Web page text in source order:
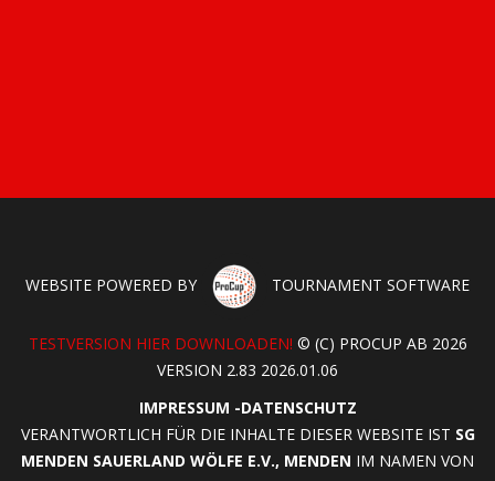
WEBSITE POWERED BY TOURNAMENT SOFTWARE
TESTVERSION HIER DOWNLOADEN! © (C) PROCUP AB 2026
VERSION 2.83 2026.01.06
IMPRESSUM -DATENSCHUTZ
VERANTWORTLICH FÜR DIE INHALTE DIESER WEBSITE IST SG
MENDEN SAUERLAND WÖLFE E.V., MENDEN IM NAMEN VON